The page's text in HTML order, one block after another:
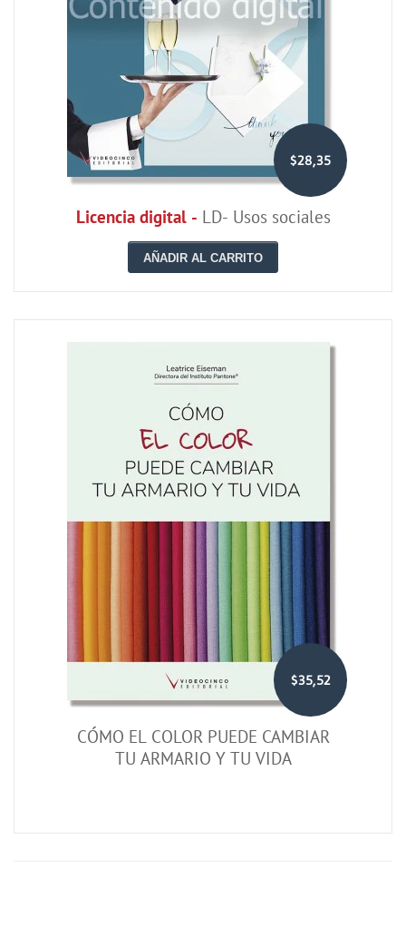
$28,35
Licencia digital - LD- Usos sociales
AÑADIR AL CARRITO
$35,52
CÓMO EL COLOR PUEDE CAMBIAR
TU ARMARIO Y TU VIDA